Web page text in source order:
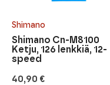
Shimano
40,90 €
Shimano Cn-M8100
Ketju, 126 lenkkiä, 12-
speed